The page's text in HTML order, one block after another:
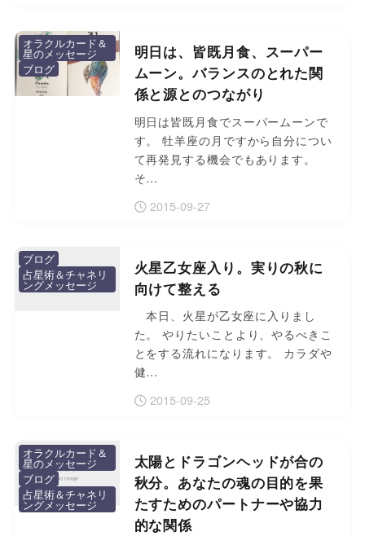
明日は、皆既月食、スーパー
ムーン。バランスのとれた関
係と源とのつながり
明日は皆既月食でスーパームーンで
す。 牡羊座の月ですから自分につい
て再発見する機会でもあります。
そ…
2015-09-27
オラクルカード＆
星のメッセージ
ブログ
火星乙女座入り。実りの秋に
向けて整える
本日、火星が乙女座に入りまし
た。 やりたいことより、やるべきこ
とをする流れになります。 カラダや
健…
2015-09-25
ブログ
占星術＆チャネリ
ングメッセージ
太陽とドラゴンヘッドが合の
秋分。あなたの魂の目的を果
たすためのパートナーや協力
的な関係
オラクルカード＆
星のメッセージ
ブログ
占星術＆チャネリ
ングメッセージ